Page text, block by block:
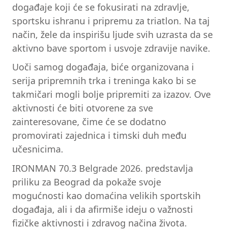
događaje koji će se fokusirati na zdravlje,
sportsku ishranu i pripremu za triatlon. Na taj
način, žele da inspirišu ljude svih uzrasta da se
aktivno bave sportom i usvoje zdravije navike.
Uoči samog događaja, biće organizovana i
serija pripremnih trka i treninga kako bi se
takmičari mogli bolje pripremiti za izazov. Ove
aktivnosti će biti otvorene za sve
zainteresovane, čime će se dodatno
promovirati zajednica i timski duh među
učesnicima.
IRONMAN 70.3 Belgrade 2026. predstavlja
priliku za Beograd da pokaže svoje
mogućnosti kao domaćina velikih sportskih
događaja, ali i da afirmiše ideju o važnosti
fizičke aktivnosti i zdravog načina života.